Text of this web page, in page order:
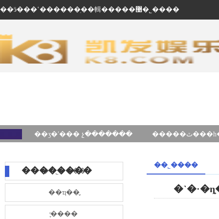
��ӭ���ʽ������ֽ��輯�����޹�˾����
��ʒ�ʹ��� չ�������
��������
��˾����
��ҵ��̬
֪ͨ����
��˾����